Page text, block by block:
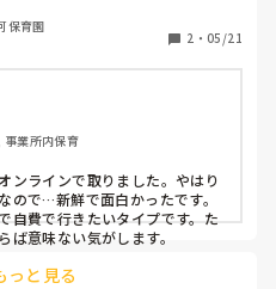
保育園
2 ・ 05/21
業所内保育
ンラインで取りました。やはり
ので…新鮮で面白かったです。
自費で行きたいタイプです。た
っと見る